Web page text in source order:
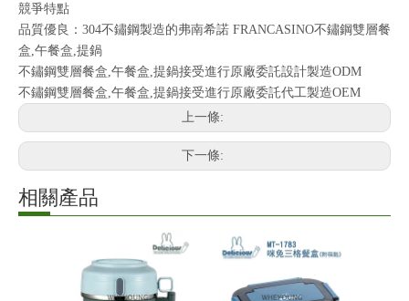
競爭特點
品質優良：304不鏽鋼製造的弗南希諾 FRANCASINO不鏽鋼雙層餐
盒,午餐盒,提鍋
不鏽鋼雙層餐盒,午餐盒,提鍋接受進行原廠委託設計製造ODM
不鏽鋼雙層餐盒,午餐盒,提鍋接受進行原廠委託代工製造OEM
上一條:
下一條:
相關產品